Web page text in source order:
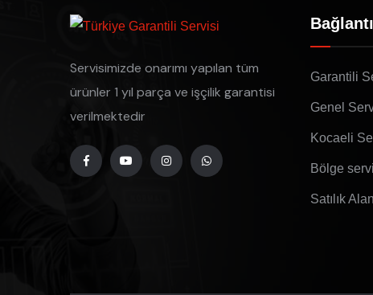
Servisimizde onarımı yapılan tüm
ürünler 1 yıl parça ve işçilik garantisi
verilmektedir
Garantili
Genel
Kocaeli
Bölge
Satılık